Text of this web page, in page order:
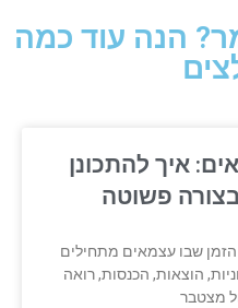
הנה עוד כמה
איך להתכונן
פשוטה
שבו עצמאים מתחילים
הוצאות, הכנסות, רואה
מצטבר